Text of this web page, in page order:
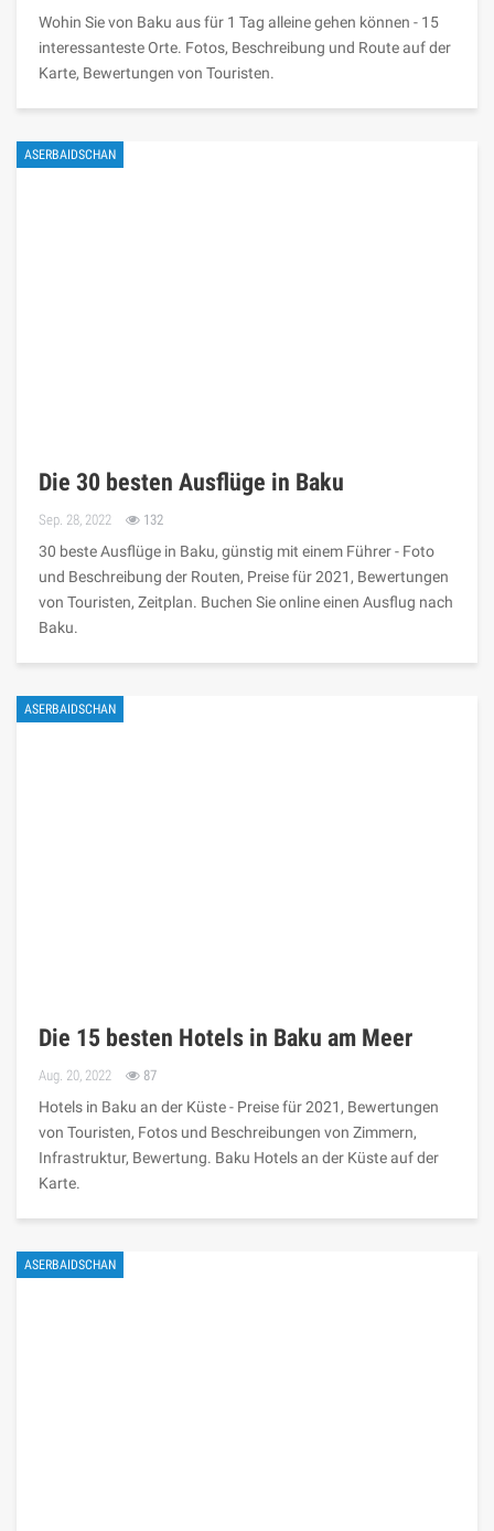
Wohin Sie von Baku aus für 1 Tag alleine gehen können - 15
interessanteste Orte. Fotos, Beschreibung und Route auf der
Karte, Bewertungen von Touristen.
ASERBAIDSCHAN
Die 30 besten Ausflüge in Baku
Sep. 28, 2022 132
30 beste Ausflüge in Baku, günstig mit einem Führer - Foto
und Beschreibung der Routen, Preise für 2021, Bewertungen
von Touristen, Zeitplan. Buchen Sie online einen Ausflug nach
Baku.
ASERBAIDSCHAN
Die 15 besten Hotels in Baku am Meer
Aug. 20, 2022 87
Hotels in Baku an der Küste - Preise für 2021, Bewertungen
von Touristen, Fotos und Beschreibungen von Zimmern,
Infrastruktur, Bewertung. Baku Hotels an der Küste auf der
Karte.
ASERBAIDSCHAN